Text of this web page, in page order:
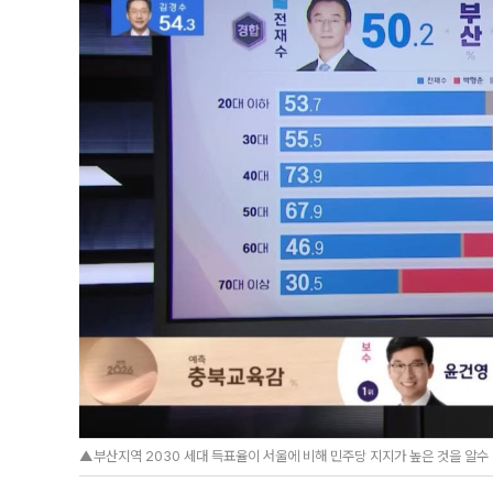
▲부산지역 2030 세대 득표율이 서울에 비해 민주당 지지가 높은 것을 알